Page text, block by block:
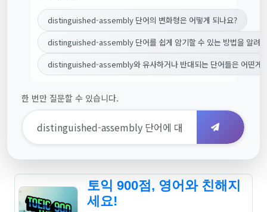
distinguished-assembly 단어의 변화형은 어떻게 되나요?
distinguished-assembly 단어를 쉽게 암기할 수 있는 방법을 알려
distinguished-assembly와 유사하거나 반대되는 단어들은 어떤게
한 번만 질문할 수 있습니다.
토익 900점, 영어와 친해지
세요!